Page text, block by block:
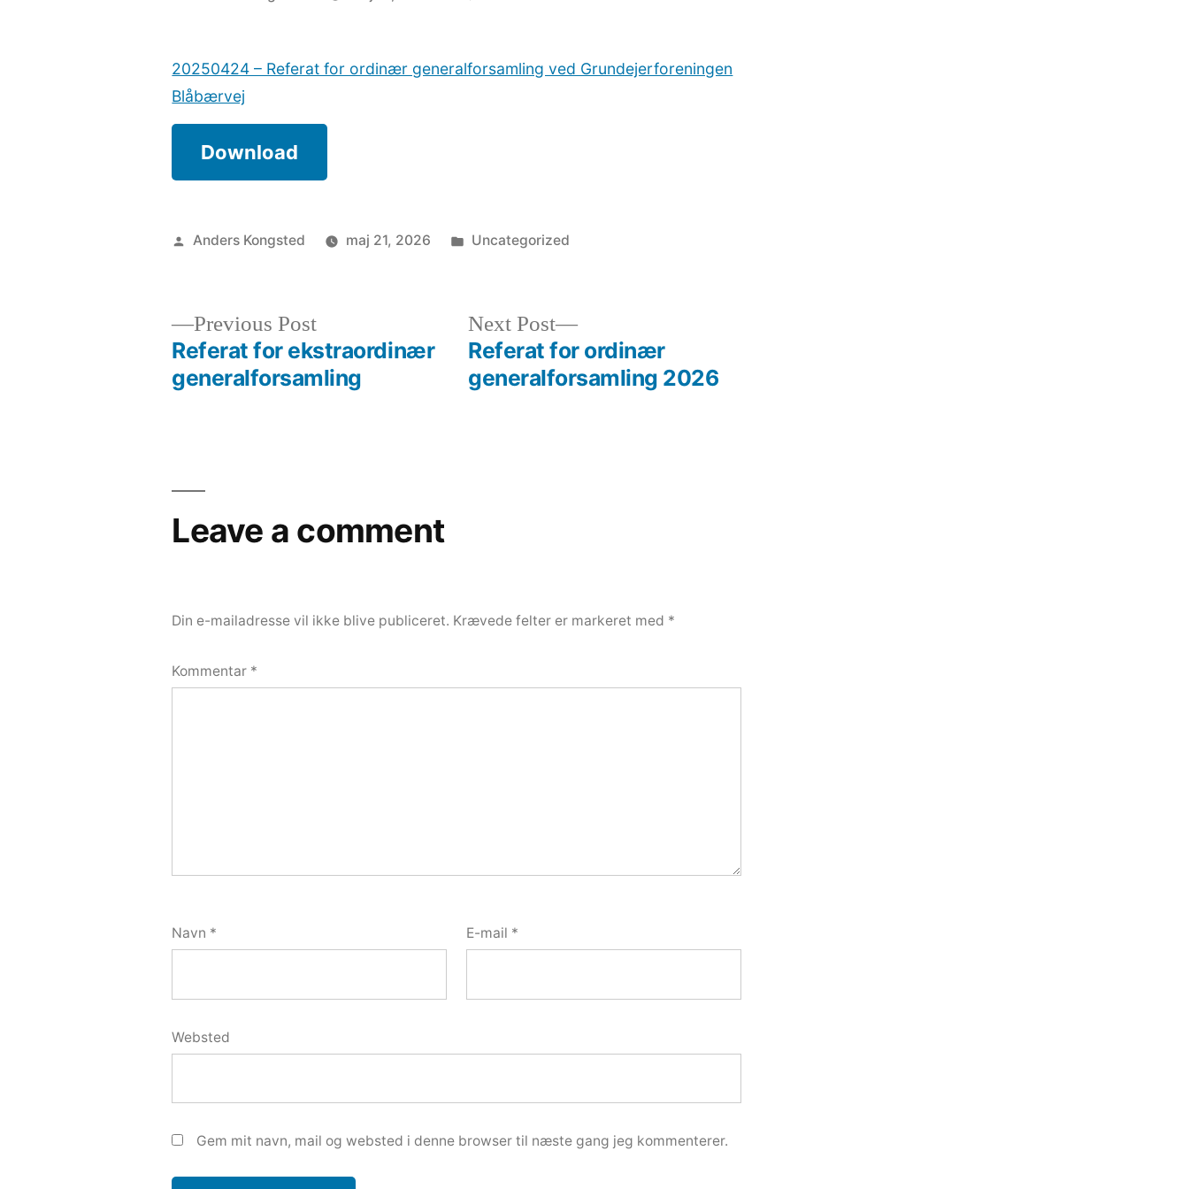
ordinær
20250424 – Referat for ordinær generalforsamling ved Grundejerforeningen
Blåbærvej
Download
Posted
Anders Kongsted maj 21, 2026
Posted
Uncategorized
Indlægsnavigation
Previous PostPrevious
post:
Referat for ekstraordinær
generalforsamling
Next Post
Next
post:
Referat for ordinær
generalforsamling 2026
Leave a comment
Din e-mailadresse vil ikke blive publiceret. Krævede felter er markeret med *
Kommentar *
Navn * E-mail *
Websted
Gem mit navn, mail og websted i denne browser til næste gang jeg kommenterer.